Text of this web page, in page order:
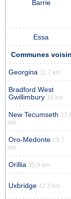
Barrie
Essa
Communes
Georgina 11.7 km
Bradford West
Gwillimbury 19 km
New Tecumseth
km
Oro-Medonte 29.7
km
Orillia 35.9 km
Uxbridge 42.3 km